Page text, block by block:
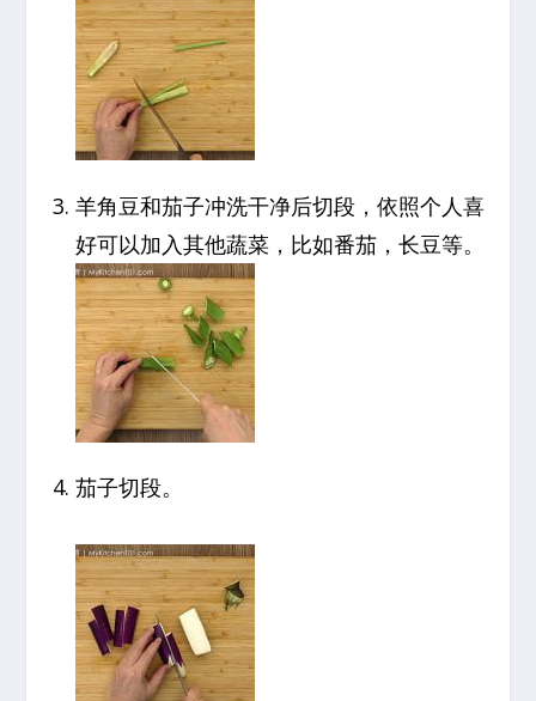
羊角豆和茄子冲洗干净后切段，依照个人喜
好可以加入其他蔬菜，比如番茄，长豆等。
茄子切段。